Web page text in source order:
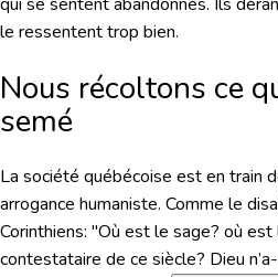
le ressentent trop bien.
Nous récoltons ce
semé
La société québécoise est en train
arrogance humaniste. Comme le
Corinthiens: "Où est le sage? où
contestataire de ce siècle? Dieu